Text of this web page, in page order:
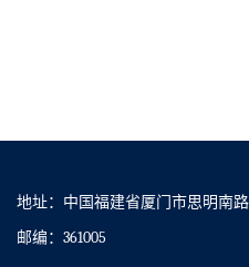
地址：中国福建省厦门市思明南
邮编：361005